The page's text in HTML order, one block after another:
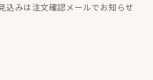
込みは注文確認メールでお知らせ